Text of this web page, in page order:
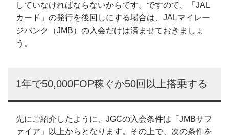
していなければならないからです。ですので、「JAL
カード」の発行を後回しにする場合は、JALマイレー
ジバンク（JMB）の入会だけは済ませておきましょ
う。
1年で50,000FOP稼ぐか50回以上搭乗する
先にご紹介したように、JGCの入会条件は「JMBサフ
ァイア」以上からとなります。その上で、次の条件を